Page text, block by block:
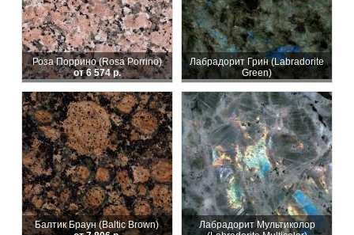
Роза Поррино (Rosa Porrino)
от 6 574 р.
Лабрадорит Грин (Labradorite
Green)
Балтик Браун (Baltic Brown)
Лабрадорит Мультиколор